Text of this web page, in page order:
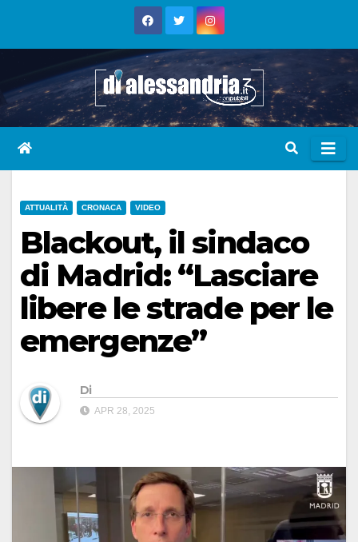
ATTUALITÀ CRONACA VIDEO
Blackout, il sindaco
di Madrid: “Lasciare
libere le strade per le
emergenze”
Di
APR 28, 2025